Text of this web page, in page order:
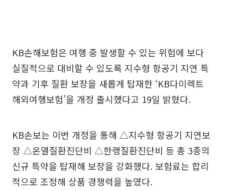
KB손해보험은 여행 중 발생할 수 있는 위험에 보다
실질적으로 대비할 수 있도록 지수형 항공기 지연 특
약과 기후 질환 보장을 새롭게 탑재한 ‘KB다이렉트
해외여행보험’을 개정 출시했다고 19일 밝혔다.
KB손보는 이번 개정을 통해 △지수형 항공기 지연보
장 △온열질환진단비 △한랭질환진단비 등 총 3종의
신규 특약을 탑재해 보장을 강화했다. 보험료는 합리
적으로 조정해 상품 경쟁력을 높였다.